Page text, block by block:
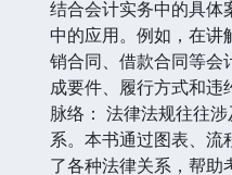
结合会计实务中的具体
中的应用。例如，在讲
销合同、借款合同等会
成要件、履行方式和违
脉络： 法律法规往往
系。本书通过图表、流
了各种法律关系，帮助